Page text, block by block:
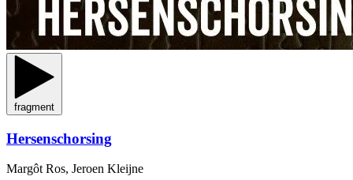
fragment
Hersenschorsing
Margôt Ros, Jeroen Kleijne